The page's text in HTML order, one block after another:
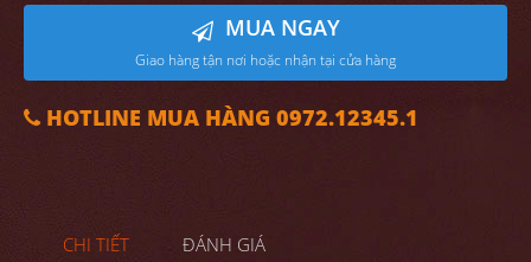
MUA NGAY
Giao hàng tận nơi hoặc nhận tại cửa hàng
HOTLINE MUA HÀNG 0972.12345.1
CHI TIẾT ĐÁNH GIÁ